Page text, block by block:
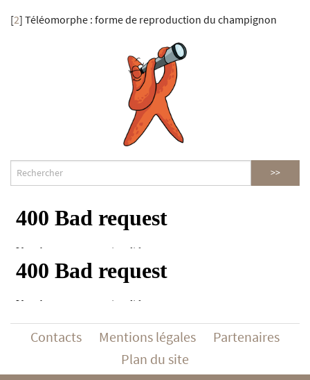
[2] Téléomorphe : forme de reproduction du champignon
Contacts Mentions légales
Partenaires
Plan du site